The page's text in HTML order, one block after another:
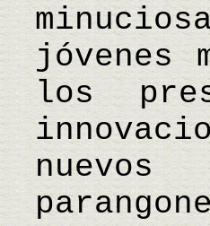
jóvenes
los